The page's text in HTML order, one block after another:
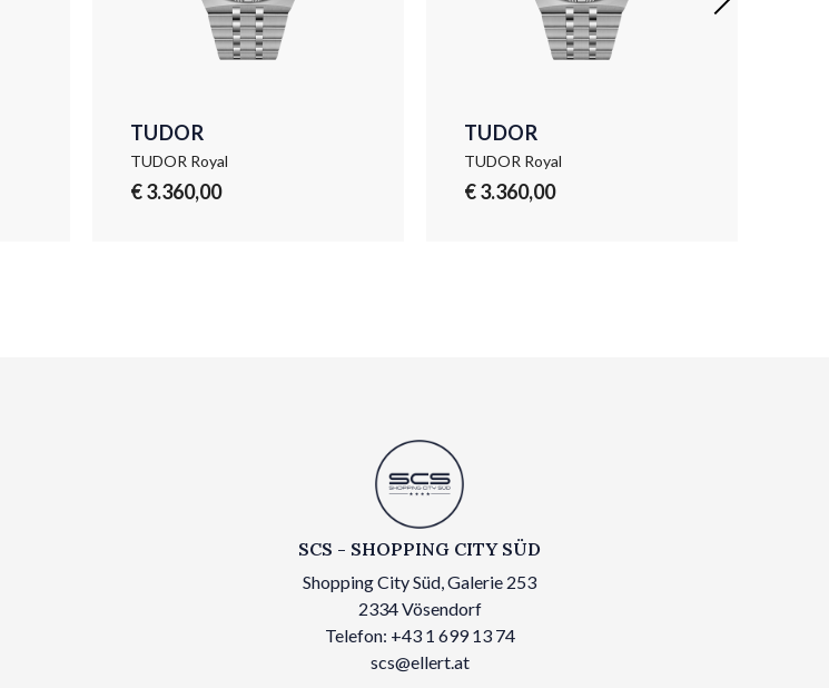
TUDOR
TUDOR Royal
€ 3.360,00
TUDOR
TUDOR Royal
€ 3.360,00
SCS - SHOPPING CITY SÜD
Shopping City Süd, Galerie 253
2334 Vösendorf
Telefon: +43 1 699 13 74
scs@ellert.at